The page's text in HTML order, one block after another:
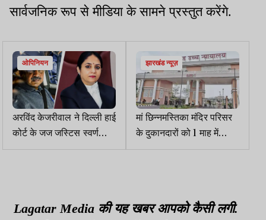
सार्वजनिक रूप से मीडिया के सामने प्रस्तुत करेंगे.
ओपिनियन
अरविंद केजरीवाल ने दिल्ली हाई
कोर्ट के जज जस्टिस स्वर्णकांता
शर्मा को लेकर क्या-क्या कहा
झारखंड न्यूज़
मां छिन्नमस्तिका मंदिर परिसर
के दुकानदारों को 1 माह में
पुनर्वासित करने का HC ने
Lagatar Media की यह खबर आपको कैसी लगी.